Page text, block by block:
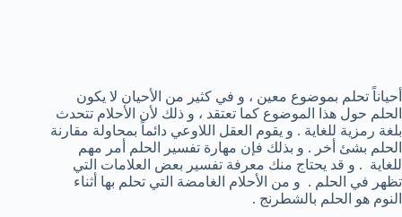
أحياناً تحلم بموضوع معين ، و في كثير من الأحيان لا يكون
الحلم حول هذا الموضوع كما تعتقد ، و ذلك لأن الأحلام تتحدث
بلغة رمزية للغاية . و يقوم العقل اللاوعي دائماً بمحاولة مقارنة
الحلم بشئ أخر . و بذلك فإن مهارة تفسير الحلم أمر مهم
للغاية . و قد يحتاج منك معرفة تفسير بعض العلامات التي
تظهر في الحلم . و من الأحلام الغامضة التي تحلم بها أثناء
النوم هو الحلم بالشطرنج .